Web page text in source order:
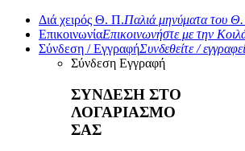
Διά χειρός Θ. Π.Παλιά μηνύματα του
ΕπικοινωνίαΕπικοινωνήστε με την
Σύνδεση / ΕγγραφήΣυνδεθείτε /
Σύνδεση Εγγραφή
ΣΥΝΔΕΣΗ ΣΤΟ
ΛΟΓΑΡΙΑΣΜΟ
ΣΑΣ